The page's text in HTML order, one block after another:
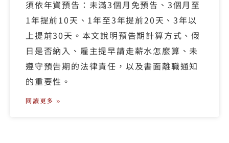
須依年資預告：未滿3個月免預告、3個月至
1年提前10天、1年至3年提前20天、3年以
上提前30天。本文說明預告期計算方式、假
日是否納入、雇主提早請走薪水怎麼算、未
遵守預告期的法律責任，以及書面離職通知
的重要性。
閱讀更多 »